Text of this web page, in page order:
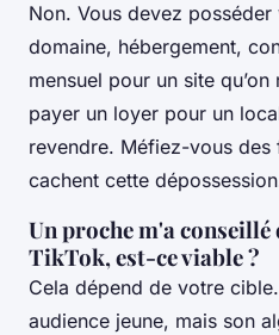
Non. Vous devez
domaine, hébergement,
mensuel pour un site
payer un loyer pour un
revendre. Méfiez-vous
cachent cette
Un proche m'a
TikTok, est-ce viable ?
Cela dépend de votre
audience jeune, mais son